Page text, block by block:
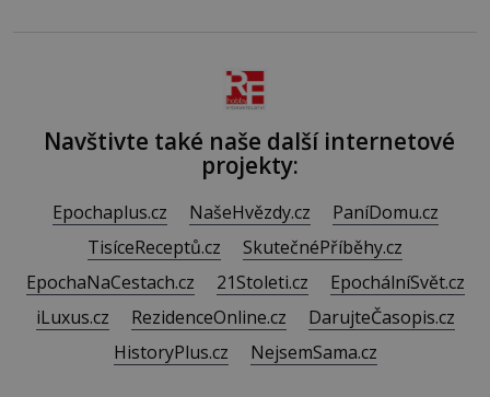
Navštivte také naše další internetové
projekty:
Epochaplus.cz NašeHvězdy.cz
PaníDomu.cz
TisíceReceptů.cz
SkutečnéPříběhy.cz
EpochaNaCestach.cz
21Stoleti.cz
EpochálníSvět.cz
iLuxus.cz
RezidenceOnline.cz
DarujteČasopis.cz
HistoryPlus.cz
NejsemSama.cz